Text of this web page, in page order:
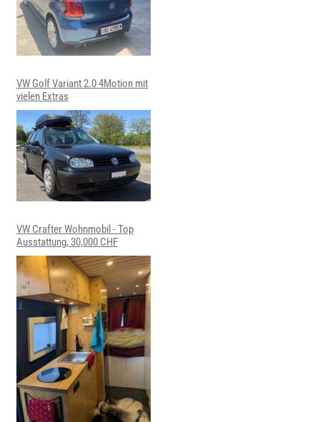
VW Golf Variant 2.0 4Motion mit
vielen Extras
VW Crafter Wohnmobil - Top
Ausstattung, 30,000 CHF